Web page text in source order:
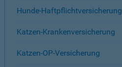
Hunde-Haftpflichtversicherung
Katzen-Krankenversicherung
Katzen-OP-Versicherung